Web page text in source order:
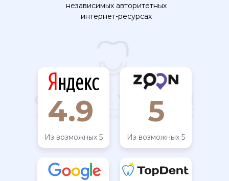
независимых авторитетных
интернет-ресурсах
Из возможных 5
4.9
Из возможных 5
5